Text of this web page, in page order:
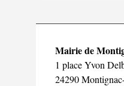
Mairie de
1 place Yvon
24290